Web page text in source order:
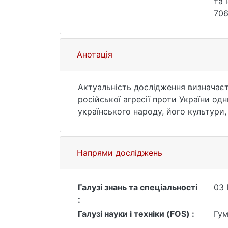
Анотація
Актуальність дослідження
російської агресії проти України
українського народу, його
спростування маніпулятивних
про особливості духовної культури
наукового аналізу нового кола
Метою статті є системний аналіз
України в контексті її взаємодії з
Висновки. Дослідження духовної
доказовою підставою для
його держави. Системний аналіз
Напрями досліджень
Галузі знань та спеціальності
:
03
Галузі науки і техніки (FOS) :